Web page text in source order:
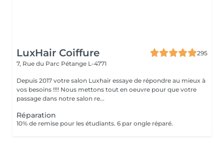
LuxHair Coiffure
295
7, Rue du Parc Pétange L-4771
Depuis 2017 votre salon Luxhair essaye de répondre au mieux à
vos besoins !!!! Nous mettons tout en oeuvre pour que votre
passage dans notre salon re...
Réparation
10% de remise pour les étudiants. 6 par ongle réparé.